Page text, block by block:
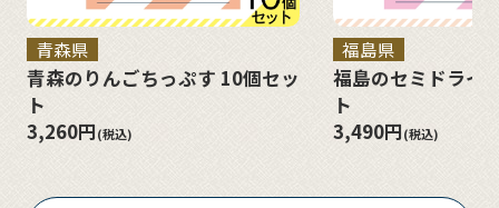
青森県
青森のりんごちっぷす 10個セッ
ト
3,260円(税込)
福島県
福島のセミドライ
ト
3,490円(税込)